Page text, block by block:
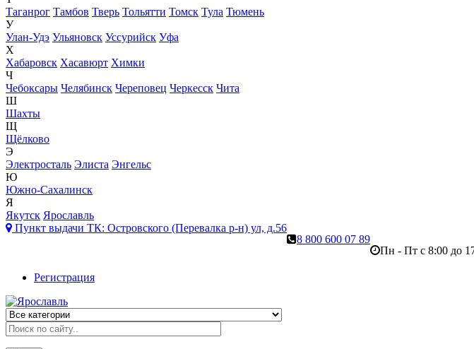
Таганрог Тамбов Тверь Тольятти Томск Тула Тюмень
У
Улан-Удэ Ульяновск Уссурийск Уфа
Х
Хабаровск Хасавюрт Химки
Ч
Чебоксары Челябинск Череповец Черкесск Чита
Ш
Шахты
Щ
Щёлково
Э
Электросталь Элиста Энгельс
Ю
Южно-Сахалинск
Я
Якутск Ярославль
Пункт выдачи ТК: Островского (Перевалка р-н) ул, д.56
8 800 600 07 89
Пн - Пт с 8:00 до
Регистрация